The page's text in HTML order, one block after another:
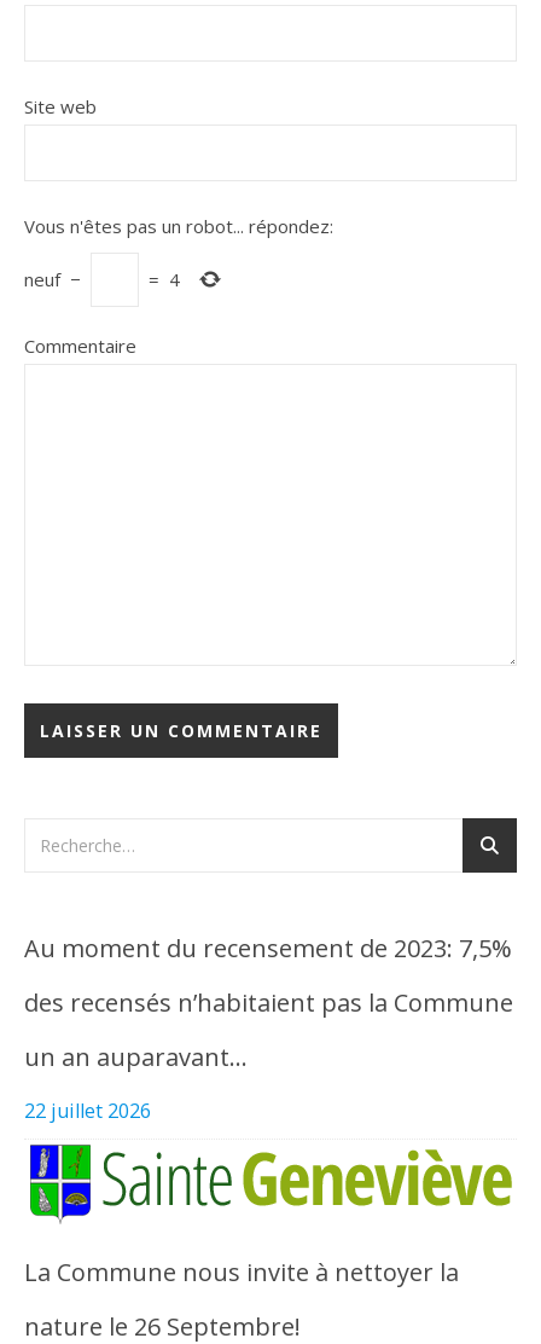
Site web
Vous n'êtes pas un robot... répondez:
neuf − = 4
Commentaire
Au moment du recensement de 2023: 7,5%
des recensés n’habitaient pas la Commune
un an auparavant…
22 juillet 2026
La Commune nous invite à nettoyer la
nature le 26 Septembre!